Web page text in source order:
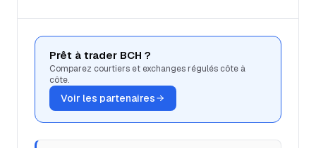
Prêt à trader BCH ?
Comparez courtiers et exchanges régulés côte à
côte.
Voir les partenaires